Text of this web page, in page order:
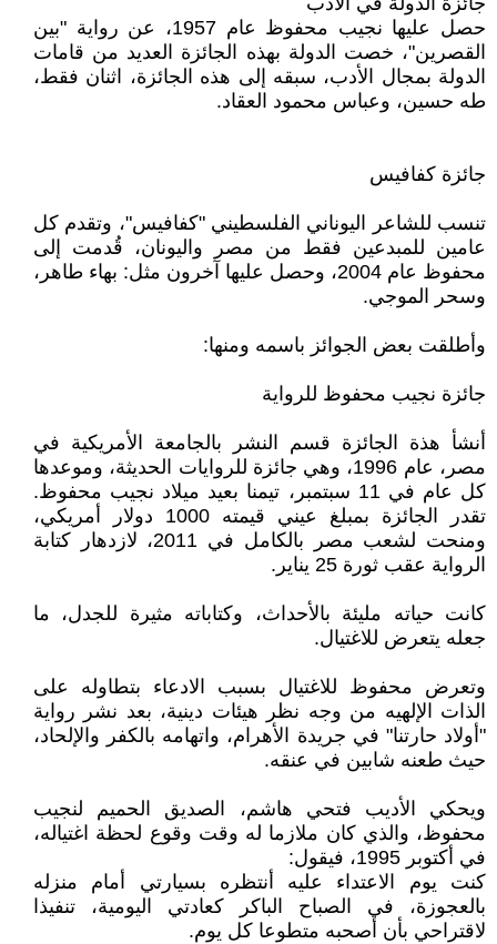
حصل عليها نجيب محفوظ عام 1957، عن رواية "بين
القصرين"، خصت الدولة بهذه الجائزة العديد من قامات
الدولة بمجال الأدب، سبقه إلى هذه الجائزة، اثنان فقط،
طه حسين، وعباس محمود العقاد.
جائزة كفافيس
تنسب للشاعر اليوناني الفلسطيني "كفافيس"، وتقدم كل
عامين للمبدعين فقط من مصر واليونان، قُدمت إلى
محفوظ عام 2004، وحصل عليها آخرون مثل: بهاء طاهر،
وسحر الموجي.
وأطلقت بعض الجوائز باسمه ومنها:
جائزة نجيب محفوظ للرواية
أنشأ هذة الجائزة قسم النشر بالجامعة الأمريكية في
مصر، عام 1996، وهي جائزة للروايات الحديثة، وموعدها
كل عام في 11 سبتمبر، تيمنا بعيد ميلاد نجيب محفوظ.
تقدر الجائزة بمبلغ عيني قيمته 1000 دولار أمريكي،
ومنحت لشعب مصر بالكامل في 2011، لازدهار كتابة
الرواية عقب ثورة 25 يناير.
كانت حياته مليئة بالأحداث، وكتاباته مثيرة للجدل، ما
جعله يتعرض للاغتيال.
وتعرض محفوظ للاغتيال بسبب الادعاء بتطاوله على
الذات الإلهيه من وجه نظر هيئات دينية، بعد نشر رواية
"أولاد حارتنا" في جريدة الأهرام، واتهامه بالكفر والإلحاد،
حيث طعنه شابين في عنقه.
ويحكي الأديب فتحي هاشم، الصديق الحميم لنجيب
محفوظ، والذي كان ملازما له وقت وقوع لحظة اغتياله،
في أكتوبر 1995، فيقول:
كنت يوم الاعتداء عليه أنتظره بسيارتي أمام منزله
بالعجوزة، في الصباح الباكر كعادتي اليومية، تنفيذا
لاقتراحي بأن أصحبه متطوعا كل يوم.